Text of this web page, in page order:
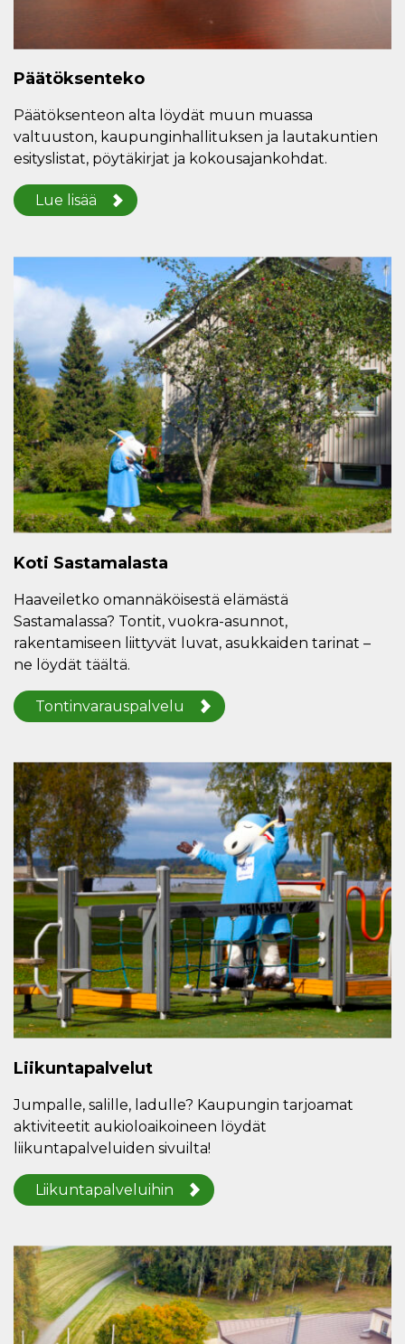
Päätöksenteko
Päätöksenteon alta löydät muun muassa
valtuuston, kaupunginhallituksen ja lautakuntien
esityslistat, pöytäkirjat ja kokousajankohdat.
Lue lisää
Koti Sastamalasta
Haaveiletko omannäköisestä elämästä
Sastamalassa? Tontit, vuokra-asunnot,
rakentamiseen liittyvät luvat, asukkaiden tarinat –
ne löydät täältä.
Tontinvarauspalvelu
Liikuntapalvelut
Jumpalle, salille, ladulle? Kaupungin tarjoamat
aktiviteetit aukioloaikoineen löydät
liikuntapalveluiden sivuilta!
Liikuntapalveluihin